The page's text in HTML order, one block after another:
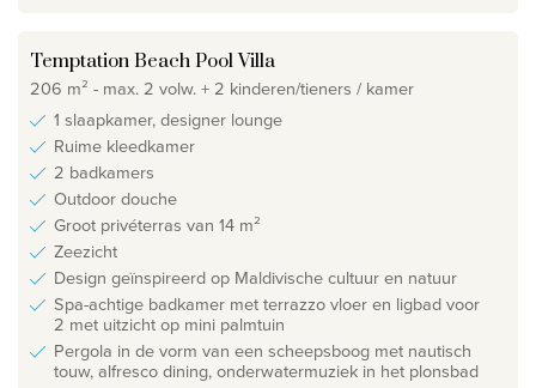
Temptation Beach Pool Villa
206 m² - max. 2 volw. + 2 kinderen/tieners / kamer
1 slaapkamer, designer lounge
Ruime kleedkamer
2 badkamers
Outdoor douche
Groot privéterras van 14 m²
Zeezicht
Design geïnspireerd op Maldivische cultuur en natuur
Spa-achtige badkamer met terrazzo vloer en ligbad voor
2 met uitzicht op mini palmtuin
Pergola in de vorm van een scheepsboog met nautisch
touw, alfresco dining, onderwatermuziek in het plonsbad